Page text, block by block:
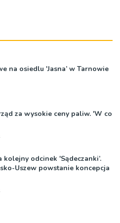
na osiedlu 'Jasna’ w Tarnowie
za wysokie ceny paliw. 'W co
kolejny odcinek 'Sądeczanki’.
Uszew powstanie koncepcja